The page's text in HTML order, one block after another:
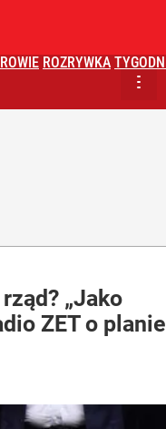
ROZRYWKA
„Jako
ZET o planie